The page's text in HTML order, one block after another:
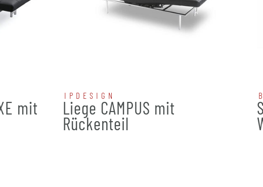
mit
IPDESIGN
Liege CAMPUS mit
Rückenteil